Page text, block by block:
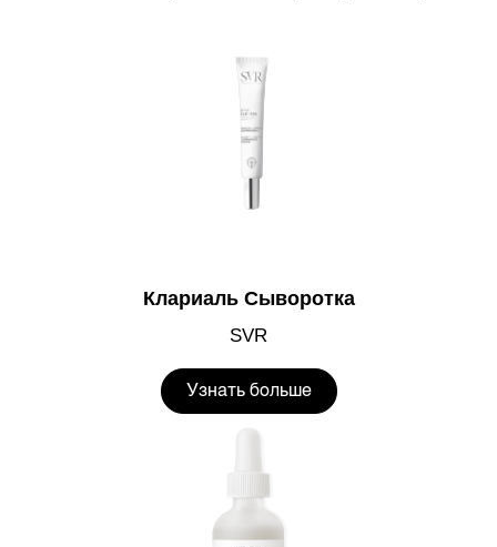
Клариаль Сыворотка
SVR
Узнать больше